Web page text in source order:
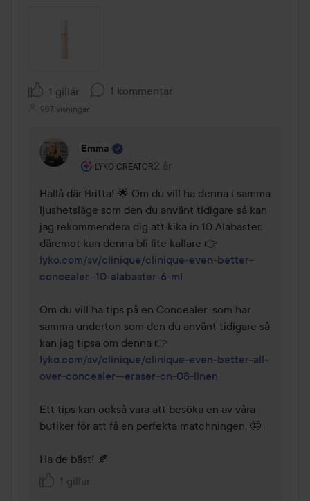
1 gillar 1 kommentar
987 visningar
Emma
LYKO CREATOR
Användarens roll: Lyko Creator.
2 år
Kommentaren lades 2 år
Hallå där Britta! 🌟 Om du vill ha denna i samma
ljushetsläge som den du använt tidigare så kan
jag rekommendera dig att kika in 10 Alabaster,
lyko.com/sv/clinique/clinique-even-better-
concealer--10-alabaster-6-ml
Om du vill ha tips på en Concealer  som har
samma underton som den du använt tidigare så
lyko.com/sv/clinique/clinique-even-better-all-
over-concealer---eraser-cn-08-linen
Ett tips kan också vara att besöka en av våra
butiker för att få en perfekta matchningen. 🤩
Ha de bäst! 🍂
1 gillar